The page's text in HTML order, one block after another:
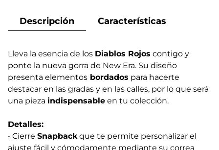
Descripción Características
Lleva la esencia de los Diablos Rojos contigo y
ponte la nueva gorra de New Era. Su diseño
presenta elementos bordados para hacerte
destacar en las gradas y en las calles, por lo que será
una pieza indispensable en tu colección.
Detalles:
• Cierre Snapbackque te permite personalizar el
ajuste fácil y cómodamente mediante su correa